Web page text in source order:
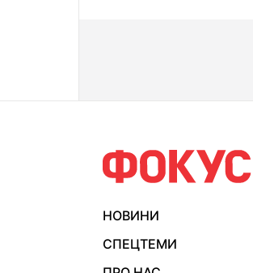
НОВИНИ
СПЕЦТЕМИ